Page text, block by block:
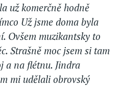
už komerčně hodně
Už jsme doma byla
Ovšem muzikantsky to
Strašně moc jsem si tam
a na flétnu. Jindra
mi udělali obrovský